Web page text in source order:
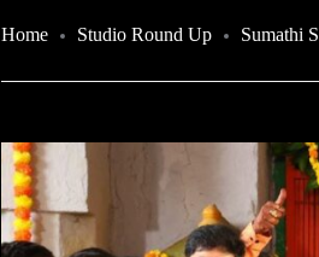
Home Studio Round Up Sumathi